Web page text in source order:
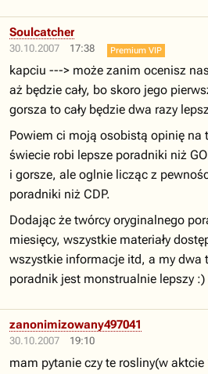
30.10.2007 17:38
Soulcatcher
Premium VIP
kapciu ---> może zanim ocenisz
aż będzie cały, bo skoro jego
gorsza to cały będzie dwa razy
Powiem ci moją osobistą opinię na
świecie robi lepsze poradniki niż
i gorsze, ale oglnie licząc z
poradniki niż CDP.
Dodając że twórcy oryginalnego
miesięcy, wszystkie materiały
wszystkie informacje itd, a my dwa
poradnik jest monstrualnie lepszy :)
30.10.2007 19:10
zanonimizowany497041
mam pytanie czy te rosliny(w